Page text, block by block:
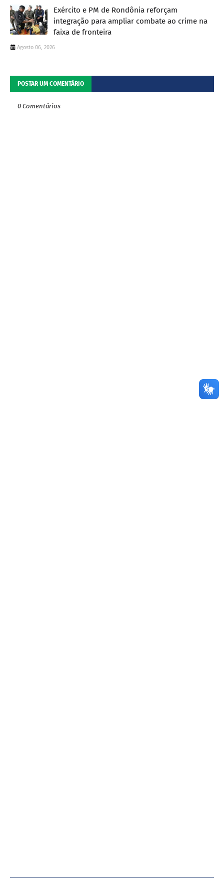
Exército e PM de Rondônia reforçam
integração para ampliar combate ao crime na
faixa de fronteira
Agosto 06, 2026
POSTAR UM COMENTÁRIO
0 Comentários